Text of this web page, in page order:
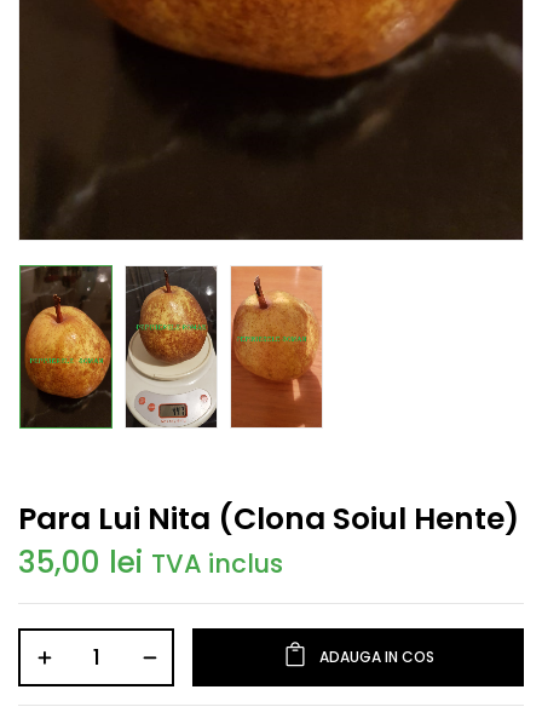
Para Lui Nita (clona Soiul Hente)
35,00 lei TVA inclus
ADAUGA IN COS